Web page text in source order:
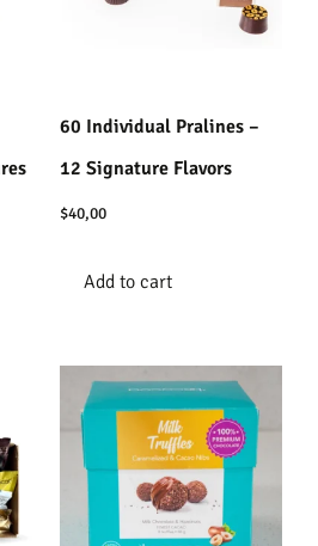
60 Individual Pralines –
12 Signature Flavors
$40,00
Add to cart